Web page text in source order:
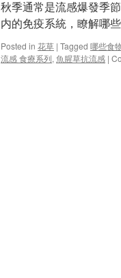
秋季通常是流感爆發季
内的免疫系統，瞭解哪
Posted in 花草 | Tagged 哪些食
流感 食療系列, 魚腥草抗流感 |